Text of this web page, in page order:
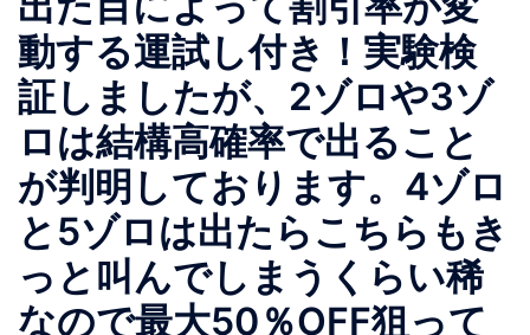
動する運試し付き！実験検
証しましたが、2ゾロや3ゾ
ロは結構高確率で出ること
が判明しております。4ゾロ
と5ゾロは出たらこちらもき
っと叫んでしまうくらい稀
なので最大50％OFF狙って